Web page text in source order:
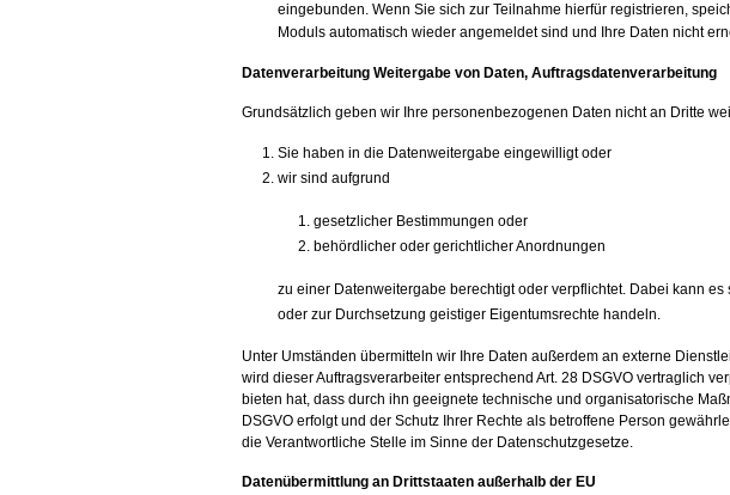
eingebunden. Wenn Sie sich zur Teilnahme hierfür registrieren,
Moduls automatisch wieder angemeldet sind und Ihre Daten nicht
Datenverarbeitung Weitergabe von Daten, Auftragsdatenverarbeitung
Grundsätzlich geben wir Ihre personenbezogenen Daten nicht an Dritte
Sie haben in die Datenweitergabe eingewilligt oder
wir sind aufgrund
gesetzlicher Bestimmungen oder
behördlicher oder gerichtlicher Anordnungen
zu einer Datenweitergabe berechtigt oder verpflichtet. Dabei kann
oder zur Durchsetzung geistiger Eigentumsrechte handeln.
Unter Umständen übermitteln wir Ihre Daten außerdem an externe
wird dieser Auftragsverarbeiter entsprechend Art. 28 DSGVO vertraglich
bieten hat, dass durch ihn geeignete technische und organisatorische
DSGVO erfolgt und der Schutz Ihrer Rechte als betroffene Person
die Verantwortliche Stelle im Sinne der Datenschutzgesetze.
Datenübermittlung an Drittstaaten außerhalb der EU